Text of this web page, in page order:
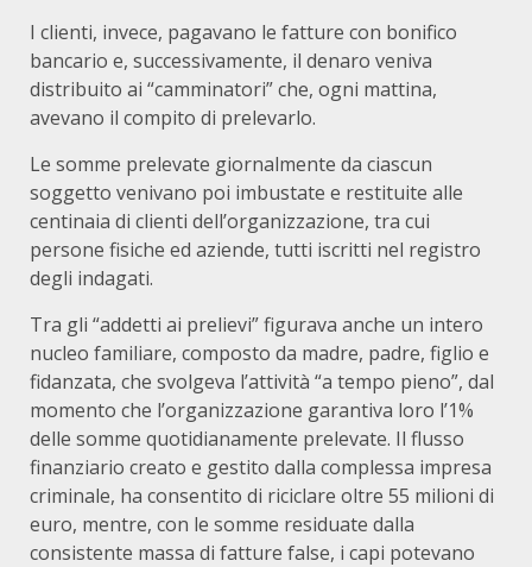
I clienti, invece, pagavano le fatture con bonifico
bancario e, successivamente, il denaro veniva
distribuito ai “camminatori” che, ogni mattina,
avevano il compito di prelevarlo.
Le somme prelevate giornalmente da ciascun
soggetto venivano poi imbustate e restituite alle
centinaia di clienti dell’organizzazione, tra cui
persone fisiche ed aziende, tutti iscritti nel registro
degli indagati.
Tra gli “addetti ai prelievi” figurava anche un intero
nucleo familiare, composto da madre, padre, figlio e
fidanzata, che svolgeva l’attività “a tempo pieno”, dal
momento che l’organizzazione garantiva loro l’1%
delle somme quotidianamente prelevate. Il flusso
finanziario creato e gestito dalla complessa impresa
criminale, ha consentito di riciclare oltre 55 milioni di
euro, mentre, con le somme residuate dalla
consistente massa di fatture false, i capi potevano